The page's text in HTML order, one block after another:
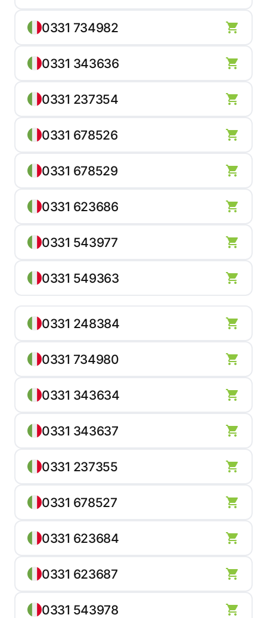
0331 734982
0331 343636
0331 237354
0331 678526
0331 678529
0331 623686
0331 543977
0331 549363
0331 248384
0331 734980
0331 343634
0331 343637
0331 237355
0331 678527
0331 623684
0331 623687
0331 543978